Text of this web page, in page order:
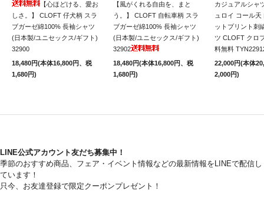
【心ほどける、愛お
しさ。】 CLOFT 仔犬柄 スラ
ブガーゼ綿100% 長袖シャツ
(日本製/ユニセックス/ギフト)
32900
18,480円(本体16,800円、税
1,680円)
【風がくれる自由を、まと
う。】 CLOFT 自転車柄 スラ
ブガーゼ綿100% 長袖シャツ
(日本製/ユニセックス/ギフト)
32902
18,480円(本体16,800円、税
1,680円)
カジュアルシャ
ュロイ コール
ットプリント刺
ツ CLOFT クロ
料無料
22,000円(本体
2,000円)
LINE公式アカウント友だち募集中！
季節のおすすめ商品、フェア・イベント情報などの最新情報をLINEで配信し
ています！
只今、お友達登録で限定クーポンプレゼント！